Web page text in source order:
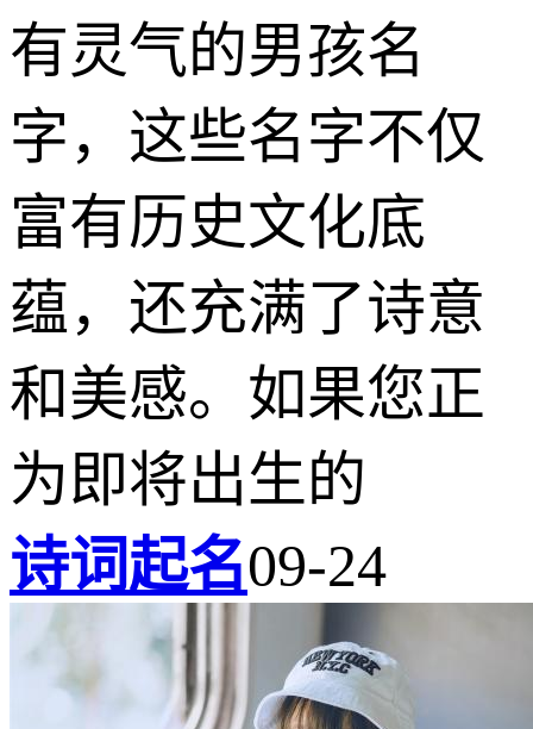
有灵气的男孩名
字，这些名字不仅
富有历史文化底
蕴，还充满了诗意
和美感。如果您正
为即将出生的
诗词起名09-24